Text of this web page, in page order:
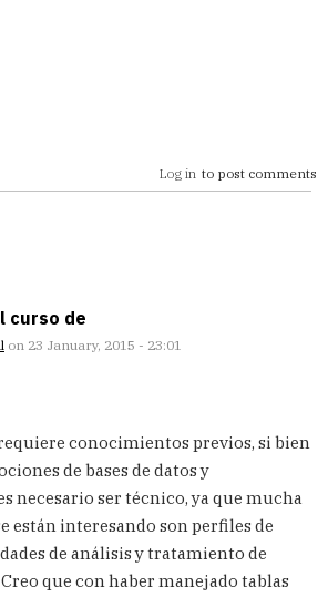
Log in to post comments
curso de
on 23 January, 2015 - 23:01
conocimientos previos, si bien
de bases de datos y
necesario ser técnico, ya que mucha
están interesando son perfiles de
de análisis y tratamiento de
que con haber manejado tablas